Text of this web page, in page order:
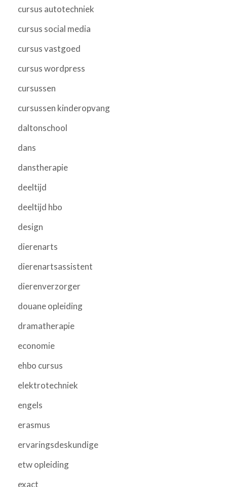
cursus autotechniek
cursus social media
cursus vastgoed
cursus wordpress
cursussen
cursussen kinderopvang
daltonschool
dans
danstherapie
deeltijd
deeltijd hbo
design
dierenarts
dierenartsassistent
dierenverzorger
douane opleiding
dramatherapie
economie
ehbo cursus
elektrotechniek
engels
erasmus
ervaringsdeskundige
etw opleiding
exact